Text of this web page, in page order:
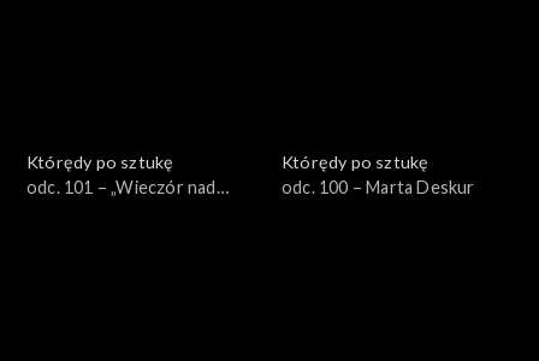
Którędy po sztukę
odc. 101 – „Wieczór nad
Którędy po sztukę
odc. 100 – Marta Deskur